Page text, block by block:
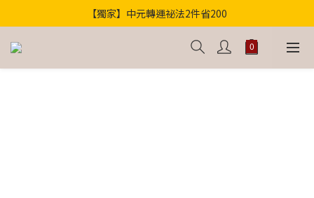
歡迎光臨！全店滿1000免運
【獨家】中元轉運祕法2件省200
歡迎光臨！全店滿1000免運